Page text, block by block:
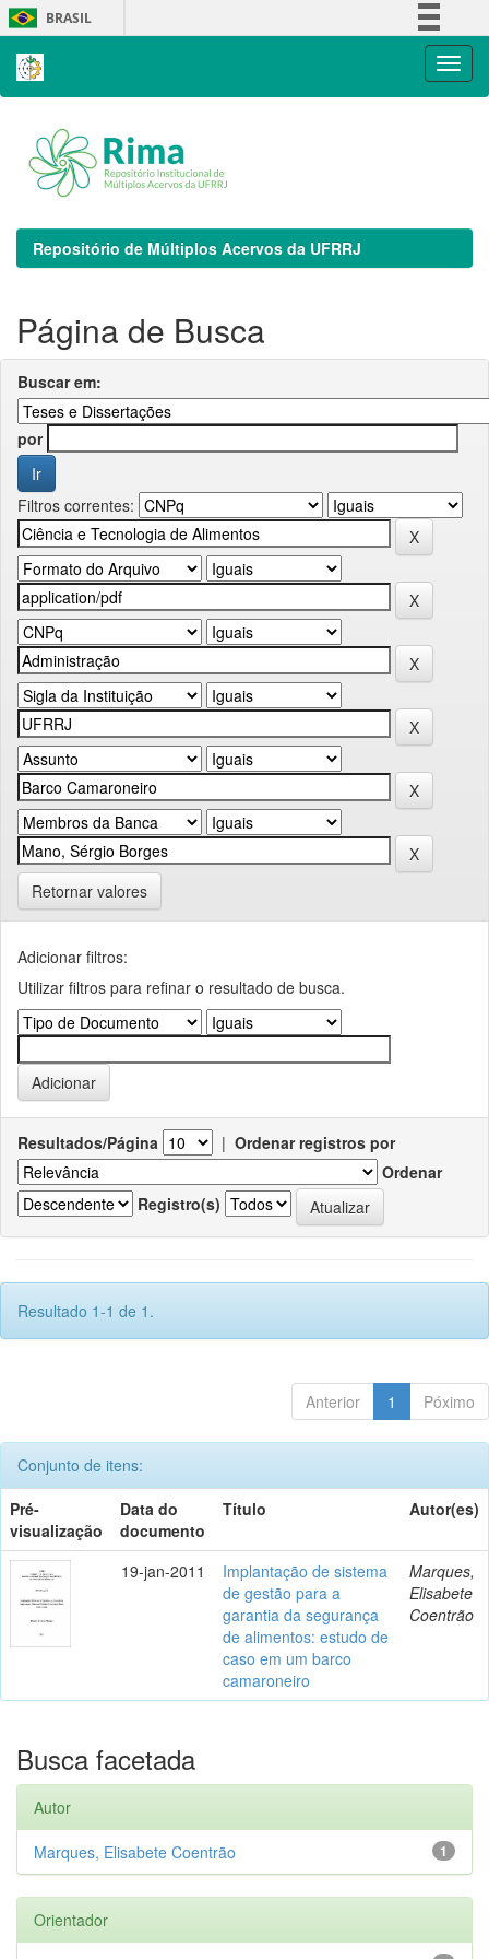
Skip
navigation
BRASIL
Repositório de Múltiplos Acervos da UFRRJ
Página de Busca
Buscar em:
por
Filtros correntes:
Retornar valores
Adicionar filtros:
Utilizar filtros para refinar o resultado de busca.
Resultados/Página | Ordenar registros por
Ordenar
Registro(s)
Resultado 1-1 de 1.
Anterior 1 Póximo
Conjunto de itens:
Pré-
visualização
Data do
documento
Título Autor(es)
19-jan-2011
Implantação de sistema
de gestão para a
garantia da segurança
de alimentos: estudo de
caso em um barco
camaroneiro
Marques,
Elisabete
Coentrão
Busca facetada
Autor
1
Marques, Elisabete Coentrão
Orientador